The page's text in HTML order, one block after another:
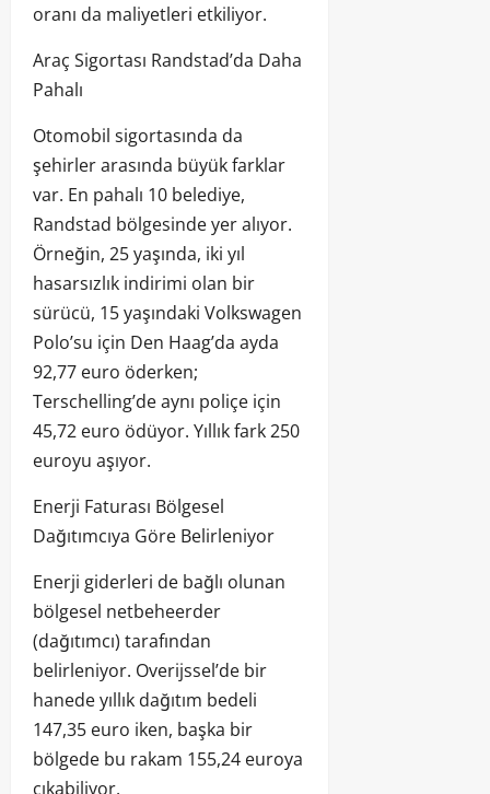
oranı da maliyetleri etkiliyor.
Araç Sigortası Randstad’da Daha
Pahalı
Otomobil sigortasında da
şehirler arasında büyük farklar
var. En pahalı 10 belediye,
Randstad bölgesinde yer alıyor.
Örneğin, 25 yaşında, iki yıl
hasarsızlık indirimi olan bir
sürücü, 15 yaşındaki Volkswagen
Polo’su için Den Haag’da ayda
92,77 euro öderken;
Terschelling’de aynı poliçe için
45,72 euro ödüyor. Yıllık fark 250
euroyu aşıyor.
Enerji Faturası Bölgesel
Dağıtımcıya Göre Belirleniyor
Enerji giderleri de bağlı olunan
bölgesel netbeheerder
(dağıtımcı) tarafından
belirleniyor. Overijssel’de bir
hanede yıllık dağıtım bedeli
147,35 euro iken, başka bir
bölgede bu rakam 155,24 euroya
çıkabiliyor.